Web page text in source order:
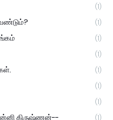
(1)
(1)
(1)
(1)
(1)
(1)
(1)
கிருஷ்ணன்-- (1)